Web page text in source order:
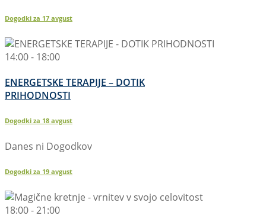
Dogodki za 17 avgust
14:00 - 18:00
ENERGETSKE TERAPIJE – DOTIK
PRIHODNOSTI
Dogodki za 18 avgust
Danes ni Dogodkov
Dogodki za 19 avgust
18:00 - 21:00